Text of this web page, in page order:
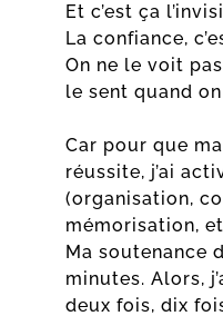
Et c’est ça
La confiance,
On ne le voit
le sent quand
Car pour que
réussite, j’ai
(organisation,
mémorisation,
Ma soutenance
minutes. Alors,
deux fois, dix